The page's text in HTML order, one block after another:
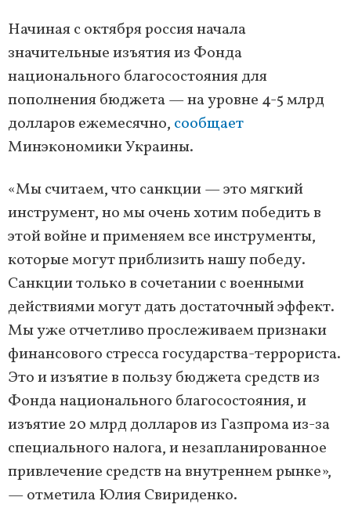
Начиная с октября россия начала
значительные изъятия из Фонда
национального благосостояния для
пополнения бюджета — на уровне 4-5 млрд
долларов ежемесячно, сообщает
Минэкономики Украины.
«Мы считаем, что санкции — это мягкий
инструмент, но мы очень хотим победить в
этой войне и применяем все инструменты,
которые могут приблизить нашу победу.
Санкции только в сочетании с военными
действиями могут дать достаточный эффект.
Мы уже отчетливо прослеживаем признаки
финансового стресса государства-террориста.
Это и изъятие в пользу бюджета средств из
Фонда национального благосостояния, и
изъятие 20 млрд долларов из Газпрома из-за
специального налога, и незапланированное
привлечение средств на внутреннем рынке»,
— отметила Юлия Свириденко.